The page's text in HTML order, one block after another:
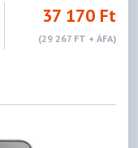
37 170 Ft
(29 267 FT + ÁFA)